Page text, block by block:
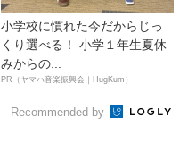
小学校に慣れた今だからじっ
くり選べる！ 小学１年生夏休
みからの...
PR（ヤマハ音楽振興会｜HugKum）
Recommended by